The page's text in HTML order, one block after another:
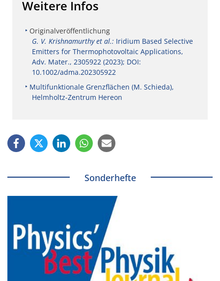
Weitere Infos
Originalveröffentlichung
G. V. Krishnamurthy et al.: Iridium Based Selective
Emitters for Thermophotovoltaic Applications,
Adv. Mater., 2305922 (2023); DOI:
10.1002/adma.202305922
Multifunktionale Grenzflächen (M. Schieda),
Helmholtz-Zentrum Hereon
Sonderhefte